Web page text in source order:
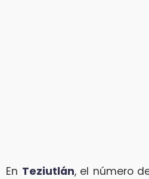
En Teziutlán, el número